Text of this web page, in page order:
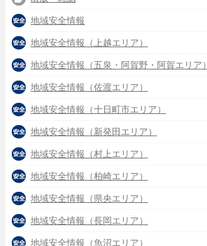
地域安全情報
地域安全情報（上越エリア）
地域安全情報（五泉・阿賀野・阿賀エリア）
地域安全情報（佐渡エリア）
地域安全情報（十日町市エリア）
地域安全情報（新発田エリア）
地域安全情報（村上エリア）
地域安全情報（柏崎エリア）
地域安全情報（県央エリア）
地域安全情報（長岡エリア）
地域安全情報（魚沼エリア）